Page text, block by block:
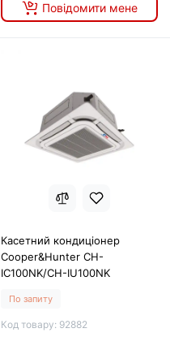
Повідомити мене
Касетний кондиціонер
Cooper&Hunter CH-
IC100NK/CH-IU100NK
По запиту
Код товару: 92882